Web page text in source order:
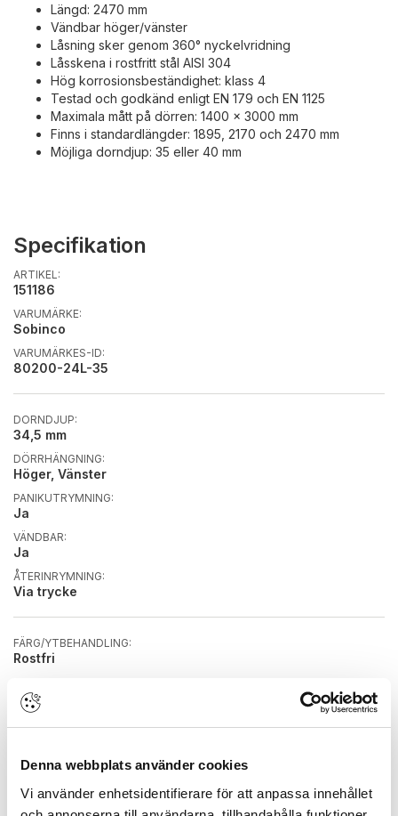
Denna webbplats använder cookies
Vi använder enhetsidentifierare för att anpassa innehållet
Längd: 2470 mm
Vändbar höger/vänster
Låsning sker genom 360° nyckelvridning
Låsskena i rostfritt stål AISI 304
Hög korrosionsbeständighet: klass 4
Testad och godkänd enligt EN 179 och EN 1125
Maximala mått på dörren: 1400 x 3000 mm
Finns i standardlängder: 1895, 2170 och 2470 mm
Möjliga dorndjup: 35 eller 40 mm
Specifikation
ARTIKEL:
151186
VARUMÄRKE:
Sobinco
VARUMÄRKES-ID:
80200-24L-35
DORNDJUP:
34,5 mm
DÖRRHÄNGNING:
Höger, Vänster
PANIKUTRYMNING:
Ja
VÄNDBAR:
Ja
ÅTERINRYMNING:
Via trycke
FÄRG/YTBEHANDLING:
Rostfri
DIN
LÅSTYP:
MIKROBRYTARE: